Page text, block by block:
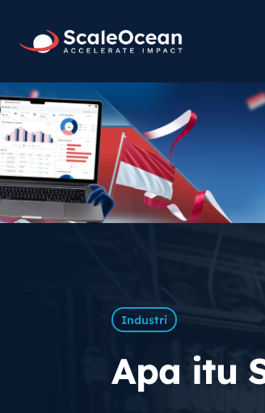
Industri
Apa itu